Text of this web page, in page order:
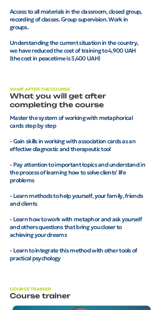
Access to all materials in the classroom, closed group,
recording of classes. Group supervision. Work in
groups.
Understanding the current situation in the country,
we have reduced the cost of training to 4,900 UAH
(the cost in peacetime is 5,400 UAH)
WHAT AFTER THE COURSE
What you will get after
completing the course
Master the system of working with metaphorical
cards step by step
- Gain skills in working with association cards as an
effective diagnostic and therapeutic tool
- Pay attention to important topics and understand in
the process of learning how to solve clients' life
problems
- Learn methods to help yourself, your family, friends
and clients
- Learn how to work with metaphor and ask yourself
and others questions that bring you closer to
achieving your dreams
- Learn to integrate this method with other tools of
practical psychology
COURSE TRAINER
Course trainer